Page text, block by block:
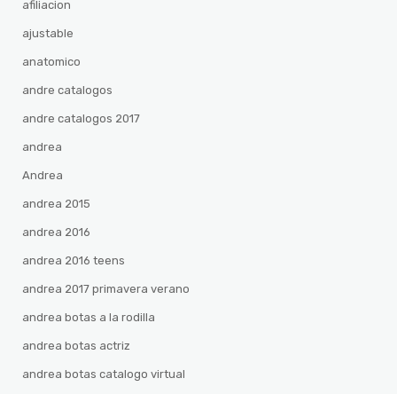
afiliacion
ajustable
anatomico
andre catalogos
andre catalogos 2017
andrea
Andrea
andrea 2015
andrea 2016
andrea 2016 teens
andrea 2017 primavera verano
andrea botas a la rodilla
andrea botas actriz
andrea botas catalogo virtual